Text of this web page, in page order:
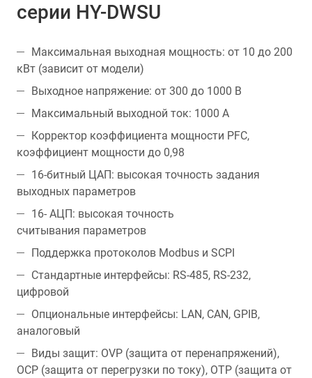
серии HY-DWSU
Максимальная выходная мощность: от 10 до 200
кВт (зависит от модели)
Выходное напряжение: от 300 до 1000 В
Максимальный выходной ток: 1000 A
Корректор коэффициента мощности PFC,
коэффициент мощности до 0,98
16-битный ЦАП: высокая точность задания
выходных параметров
16- АЦП: высокая точность
считывания параметров
Поддержка протоколов Modbus и SCPI
Стандартные интерфейсы: RS-485, RS-232,
цифровой
Опциональные интерфейсы: LAN, CAN, GPIB,
аналоговый
Виды защит: OVP (защита от перенапряжений),
OCP (защита от перегрузки по току), OTP (защита от